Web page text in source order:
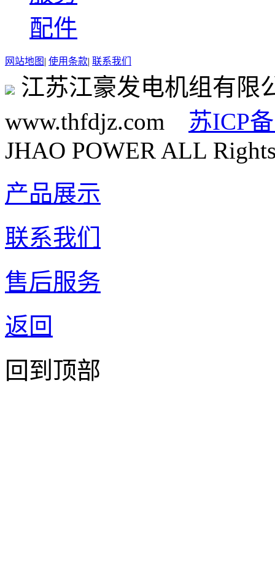
配件
网站地图 | 使用条款| 联系我们
江苏江豪发电机组有
www.thfdjz.com 苏ICP
JHAO POWER ALL
产品展示
联系我们
售后服务
返回
回到顶部